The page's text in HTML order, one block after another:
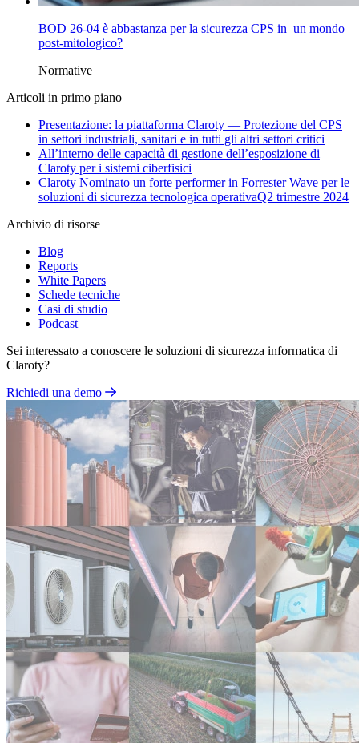
BOD 26-04 è abbastanza per la sicurezza CPS in un mondo
post-mitologico?
Normative
Articoli in primo piano
Presentazione: la piattaforma Claroty — Protezione del CPS
in settori industriali, sanitari e in tutti gli altri settori critici
All’interno delle capacità di gestione dell’esposizione di
Claroty per i sistemi ciberfisici
Claroty Nominato un forte performer in Forrester Wave per le
soluzioni di sicurezza tecnologica operativaQ2 trimestre 2024
Archivio di risorse
Blog
Reports
White Papers
Schede tecniche
Casi di studio
Podcast
Sei interessato a conoscere le soluzioni di sicurezza informatica di
Claroty?
Richiedi una demo